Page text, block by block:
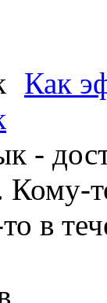
Как
-
Кому-
в